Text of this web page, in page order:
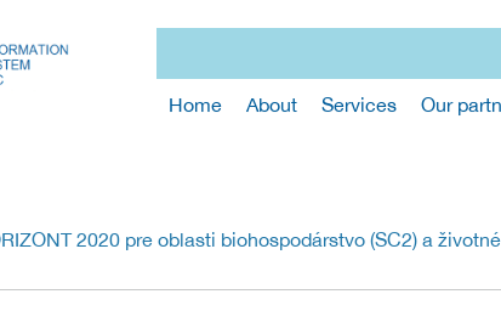
Home About Services Our
2020 pre oblasti biohospodárstvo (SC2) a